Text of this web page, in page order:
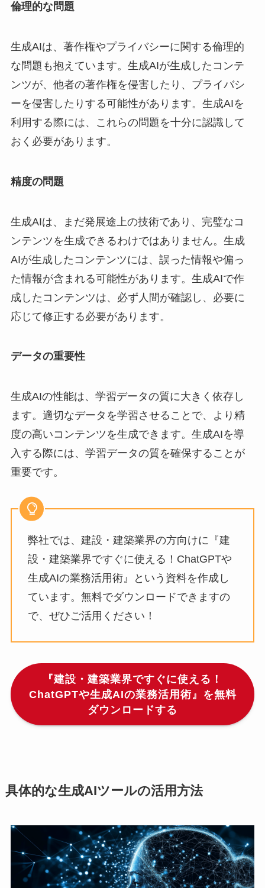
​倫理的な問題
生成AIは、著作権やプライバシーに関する倫理的
な問題も抱えています。生成AIが生成したコンテ
ンツが、他者の著作権を侵害したり、プライバシ
ーを侵害したりする可能性があります。生成AIを
利用する際には、これらの問題を十分に認識して
おく必要があります。
​精度の問題
生成AIは、まだ発展途上の技術であり、完璧なコ
ンテンツを生成できるわけではありません。生成
AIが生成したコンテンツには、誤った情報や偏っ
た情報が含まれる可能性があります。生成AIで作
成したコンテンツは、必ず人間が確認し、必要に
応じて修正する必要があります。
データの重要性
生成AIの性能は、学習データの質に大きく依存し
ます。適切なデータを学習させることで、より精
度の高いコンテンツを生成できます。生成AIを導
入する際には、学習データの質を確保することが
重要です。
弊社では、建設・建築業界の方向けに『建
設・建築業界ですぐに使える！ChatGPTや
生成AIの業務活用術』という資料を作成し
ています。無料でダウンロードできますの
で、ぜひご活用ください！
『建設・建築業界ですぐに使える！
ChatGPTや生成AIの業務活用術』を無料
ダウンロードする
具体的な生成AIツールの活用方法